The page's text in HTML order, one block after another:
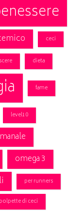
ceci
dieta
fame
level10
omega 3
per runners
polpette di ceci